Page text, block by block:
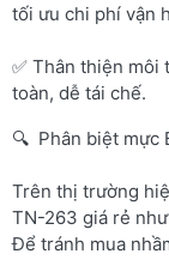
tối ưu chi phí vận
✅ Thân thiện môi
toàn, dễ tái chế.
🔍 Phân biệt mực
Trên thị trường
TN-263 giá rẻ
Để tránh mua